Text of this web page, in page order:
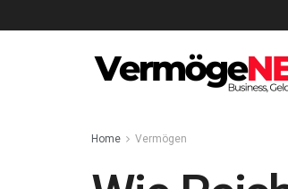
Home Vermögen